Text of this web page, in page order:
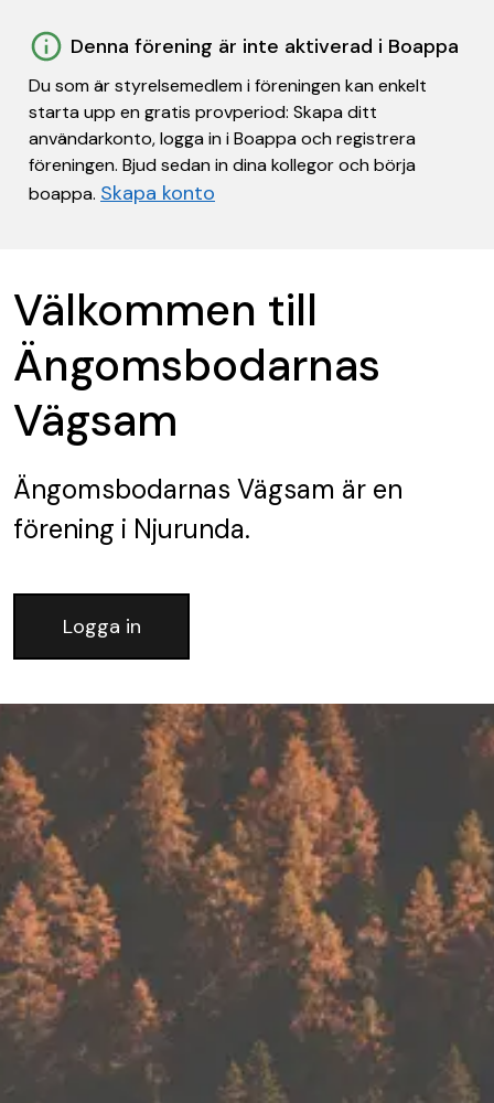
Denna förening är inte aktiverad i Boappa
Du som är styrelsemedlem i föreningen kan enkelt
starta upp en gratis provperiod: Skapa ditt
användarkonto, logga in i Boappa och registrera
föreningen. Bjud sedan in dina kollegor och börja
boappa. Skapa konto
Välkommen till
Ängomsbodarnas
Vägsam
Ängomsbodarnas Vägsam är en
förening i Njurunda.
Logga in